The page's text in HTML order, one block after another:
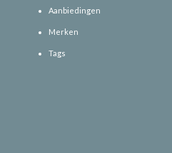
Aanbiedingen
Merken
Tags